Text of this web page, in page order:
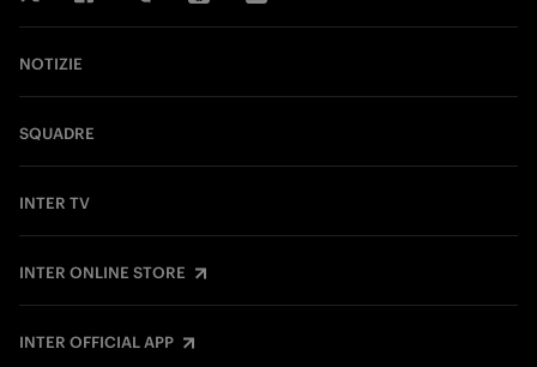
NOTIZIE
SQUADRE
INTER TV
INTER ONLINE STORE
INTER OFFICIAL APP